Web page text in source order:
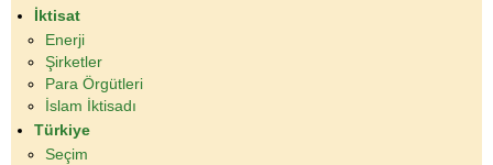
İktisat
Enerji
Şirketler
Para Örgütleri
İslam İktisadı
Türkiye
Seçim